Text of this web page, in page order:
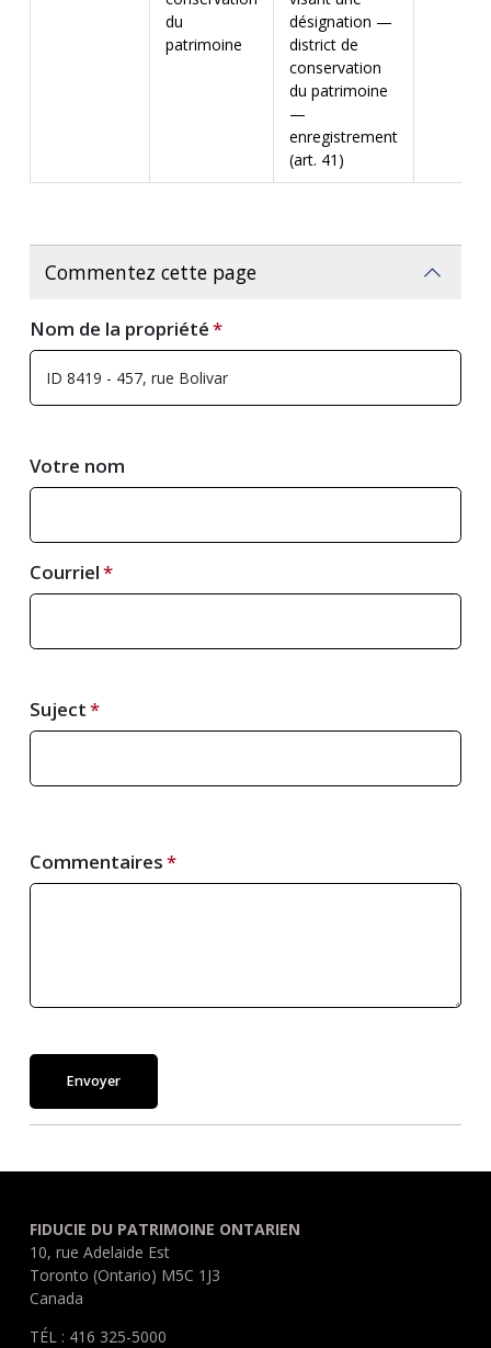
du
patrimoine
désignation —
district de
conservation
du patrimoine
—
enregistrement
(art. 41)
Commentez cette page
Nom de la propriété
Votre nom
Courriel
Suject
Commentaires
Envoyer
FIDUCIE DU PATRIMOINE ONTARIEN
10, rue Adelaide Est
Toronto (Ontario) M5C 1J3
Canada
TÉL : 416 325-5000